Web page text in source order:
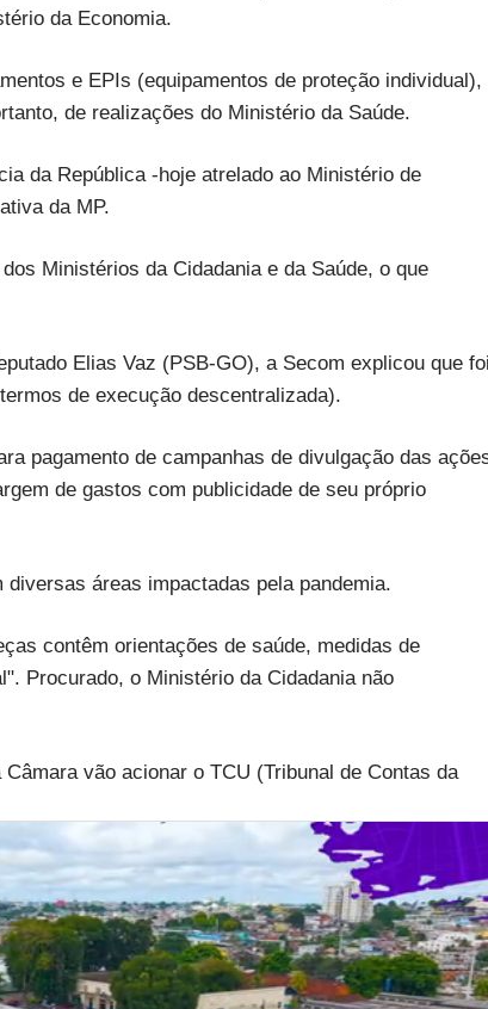
da Economia.
e EPIs (equipamentos de proteção individual),
de realizações do Ministério da Saúde.
da República -hoje atrelado ao Ministério de
da MP.
Ministérios da Cidadania e da Saúde, o que
Elias Vaz (PSB-GO), a Secom explicou que
de execução descentralizada).
pagamento de campanhas de divulgação das
de gastos com publicidade de seu próprio
áreas impactadas pela pandemia.
contêm orientações de saúde, medidas de
Procurado, o Ministério da Cidadania não
vão acionar o TCU (Tribunal de Contas da